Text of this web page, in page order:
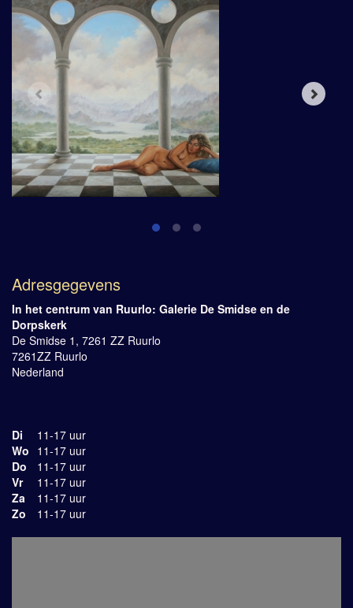
Adresgegevens
In het centrum van Ruurlo: Galerie De Smidse en de
Dorpskerk
De Smidse 1, 7261 ZZ Ruurlo
7261ZZ Ruurlo
Nederland
Di
11-17 uur
Wo 11-17 uur
Do
11-17 uur
Vr
11-17 uur
Za
11-17 uur
Zo
11-17 uur